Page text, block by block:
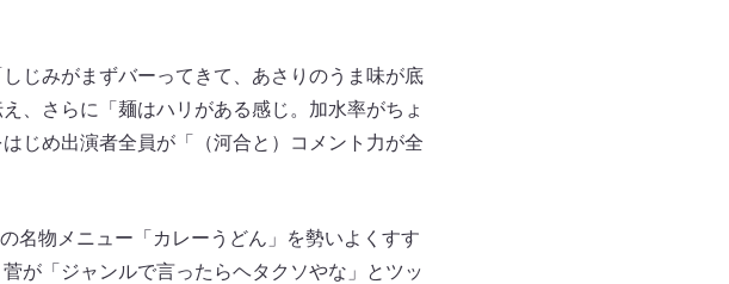
じみがまずバーってきて、あさりのうま味が底
、さらに「麺はハリがある感じ。加水率がちょ
じめ出演者全員が「（河合と）コメント力が全
名物メニュー「カレーうどん」を勢いよくすす
が「ジャンルで言ったらヘタクソやな」とツッ